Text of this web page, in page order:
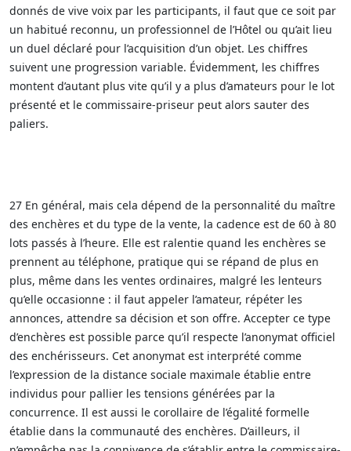
donnés de vive voix par les participants, il faut que ce soit par
un habitué reconnu, un professionnel de l’Hôtel ou qu’ait lieu
un duel déclaré pour l’acquisition d’un objet. Les chiffres
suivent une progression variable. Évidemment, les chiffres
montent d’autant plus vite qu’il y a plus d’amateurs pour le lot
présenté et le commissaire-priseur peut alors sauter des
paliers.
27 En général, mais cela dépend de la personnalité du maître
des enchères et du type de la vente, la cadence est de 60 à 80
lots passés à l’heure. Elle est ralentie quand les enchères se
prennent au téléphone, pratique qui se répand de plus en
plus, même dans les ventes ordinaires, malgré les lenteurs
qu’elle occasionne : il faut appeler l’amateur, répéter les
annonces, attendre sa décision et son offre. Accepter ce type
d’enchères est possible parce qu’il respecte l’anonymat officiel
des enchérisseurs. Cet anonymat est interprété comme
l’expression de la distance sociale maximale établie entre
individus pour pallier les tensions générées par la
concurrence. Il est aussi le corollaire de l’égalité formelle
établie dans la communauté des enchères. D’ailleurs, il